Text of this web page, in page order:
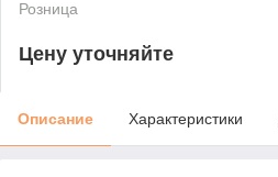
Розница
Цену уточняйте
Описание Характеристики